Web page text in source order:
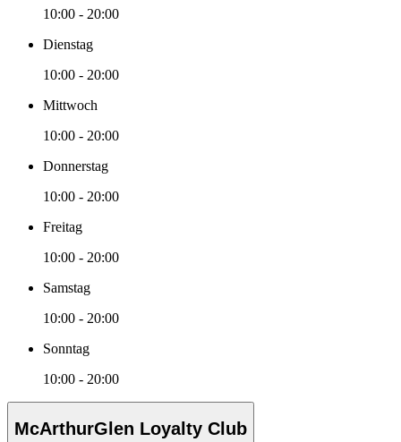
10:00 - 20:00
Dienstag
10:00 - 20:00
Mittwoch
10:00 - 20:00
Donnerstag
10:00 - 20:00
Freitag
10:00 - 20:00
Samstag
10:00 - 20:00
Sonntag
10:00 - 20:00
McArthurGlen Loyalty Club